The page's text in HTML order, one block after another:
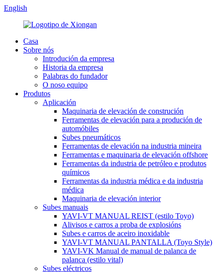
English
Casa
Sobre nós
Introdución da empresa
Historia da empresa
Palabras do fundador
O noso equipo
Produtos
Aplicación
Maquinaria de elevación de construción
Ferramentas de elevación para a produción de
automóbiles
Subes pneumáticos
Ferramentas de elevación na industria mineira
Ferramentas e maquinaria de elevación offshore
Ferramentas da industria de petróleo e produtos
químicos
Ferramentas da industria médica e da industria
médica
Maquinaria de elevación interior
Subes manuais
YAVI-VT MANUAL REIST (estilo Toyo)
Alivisos e carros a proba de explosións
Subes e carros de aceiro inoxidable
YAVI-VT MANUAL PANTALLA (Toyo Style)
YAVI-VK Manual de manual de palanca de
palanca (estilo vital)
Subes eléctricos